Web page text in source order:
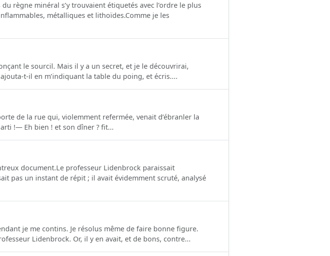
règne minéral s’y trouvaient étiquetés avec l’ordre le plus
métalliques et lithoïdes.Comme je les
le sourcil. Mais il y a un secret, et je le découvrirai,
t-il en m’indiquant la table du poing, et écris....
de la rue qui, violemment refermée, venait d’ébranler la
!— Eh bien ! et son dîner ? fit...
document.Le professeur Lidenbrock paraissait
pas un instant de répit ; il avait évidemment scruté, analysé
je me contins. Je résolus même de faire bonne figure.
Lidenbrock. Or, il y en avait, et de bons, contre...